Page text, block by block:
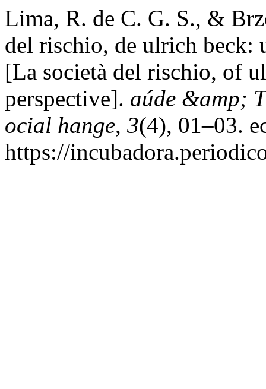
Lima, R. de C. G. S., &
del rischio, de ulrich beck:
[La società del rischio, of
perspective]. aúde &amp;
ocial hange, 3(4), 01–03.
https://